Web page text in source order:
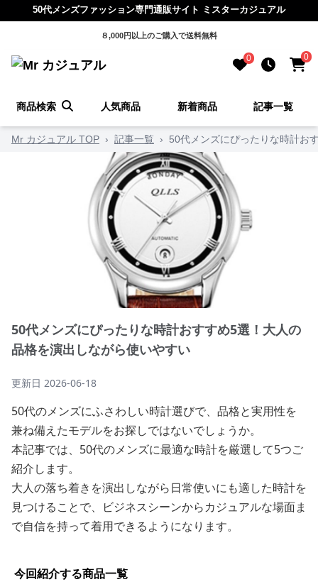
50代メンズファッション専門通販サイト ミスターカジュアル
８,000円以上のご購入で送料無料
0 0
商品検索 人気商品 新着商品 記事一覧
Mr カジュアル TOP › 記事一覧 › 50代メンズにぴったりな時計お
50代メンズにぴったりな時計おすすめ5選！大人の
品格を演出しながら使いやすい
更新日 2026-06-18
50代のメンズにふさわしい時計選びで、品格と実用性を
兼ね備えたモデルをお探しではないでしょうか。
本記事では、50代のメンズに最適な時計を厳選して5つご
紹介します。
大人の落ち着きを演出しながら日常使いにも適した時計を
見つけることで、ビジネスシーンからカジュアルな場面ま
で自信を持って着用できるようになります。
今回紹介する商品一覧